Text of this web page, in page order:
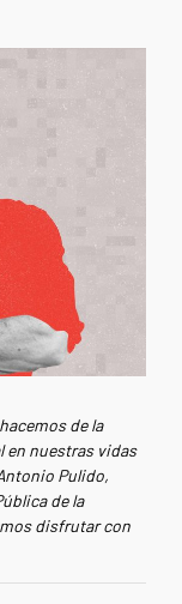
de la
en nuestras vidas
Pulido,
de la
disfrutar con